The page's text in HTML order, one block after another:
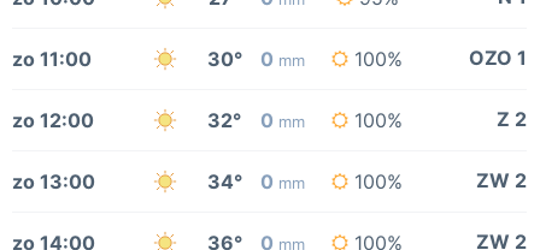
zo 11:00 30° 0 mm 100% OZO 1
zo 12:00 32° 0 mm 100% Z 2
zo 13:00 34° 0 mm 100% ZW 2
zo 14:00 36° 0 mm 100% ZW 2